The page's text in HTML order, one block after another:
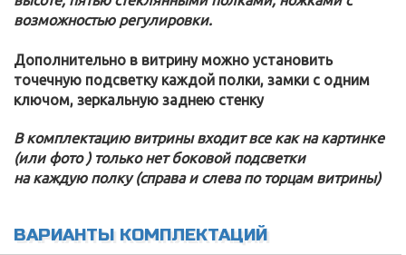
возможностью регулировки.
Дополнительно в витрину можно установить
точечную подсветку каждой полки, замки с одним
ключом, зеркальную заднею стенку
В комплектацию витрины входит все как на картинке
(или фото ) только нет боковой подсветки
на каждую полку (справа и слева по торцам витрины)
ВАРИАНТЫ КОМПЛЕКТАЦИЙ